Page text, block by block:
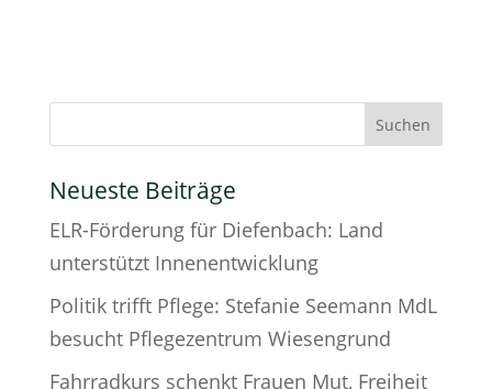
Neueste Beiträge
ELR-Förderung für Diefenbach: Land
unterstützt Innenentwicklung
Politik trifft Pflege: Stefanie Seemann MdL
besucht Pflegezentrum Wiesengrund
Fahrradkurs schenkt Frauen Mut, Freiheit